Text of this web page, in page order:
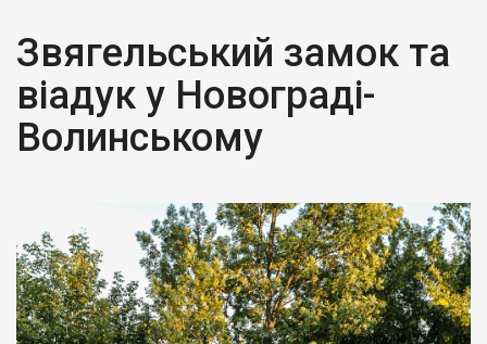
Звягельський замок та
віадук у Новограді-
Волинському